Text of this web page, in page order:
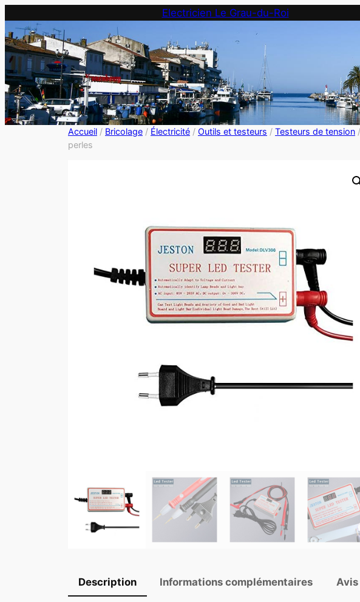
Electricien Le Grau-du-Roi
Accueil / Bricolage / Électricité / Outils et testeurs / Testeurs de tension
perles
Description Informations complémentaires